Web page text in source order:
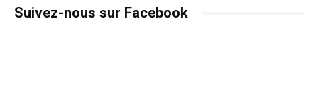
Suivez-nous sur Facebook